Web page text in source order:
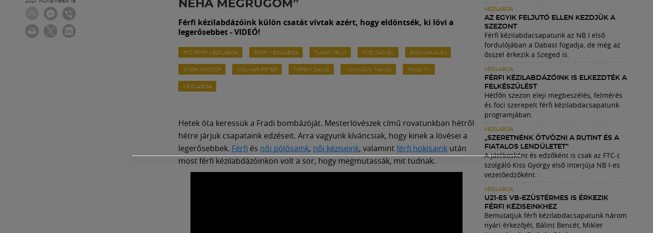
NÉHA MEGRÚGOM”
Férfi kézilabdázóink külön csatát vívtak azért, hogy eldöntsék, ki lövi a
legerősebbet - VIDEÓ!
FTC FÉRFI KÉZILABDA FÉRFI KÉZILABDA TURÁK FÉLIX FÜZI DÁNIEL BOGNÁR ALEX
GYŐRI KRISTÓF MOLNÁR PÉTER TÖREKI DÁVID MUNKÁCSI TAMÁS FRADI TV
KÉZILABDA
Hetek óta keressük a Fradi bombázóját. Mesterlövészek című rovatunkban hétről
hétre járjuk csapataink edzéseit. Arra vagyunk kíváncsiak, hogy kinek a lövései a
legerősebbek. Férfi és női pólósaink, női kéziseink, valamintférfi hokisainkután
most férfi kézilabdázóinkon volt a sor, hogy megmutassák, mit tudnak.
KÉZILABDA
AZ EGYIK FELJUTÓ ELLEN KEZDJÜK A
SZEZONT
Férfi kézilabdacsapatunk az NB I első
fordulójában a Dabast fogadja, de még az
ősszel érkezik a Szeged is.
KÉZILABDA
FÉRFI KÉZILABDÁZÓINK IS ELKEZDTÉK A
FELKÉSZÜLÉST
Hétfőn szezon eleji megbeszélés, felmérés
és foci szerepelt férfi kézilabdacsapatunk
programjában.
KÉZILABDA
„SZERETNÉNK ÖTVÖZNI A RUTINT ÉS A
FIATALOS LENDÜLETET”
A játékosként és edzőként is csak az FTC-t
szolgáló Kiss György első interjúja NB I-es
vezetőedzőként.
KÉZILABDA
U21-ES VB-EZÜSTÉRMES IS ÉRKEZIK
FÉRFI KÉZISEINKHEZ
Bemutatjuk férfi kézilabdacsapatunk három
nyári érkezőjét, Bálint Bencét, Mikler